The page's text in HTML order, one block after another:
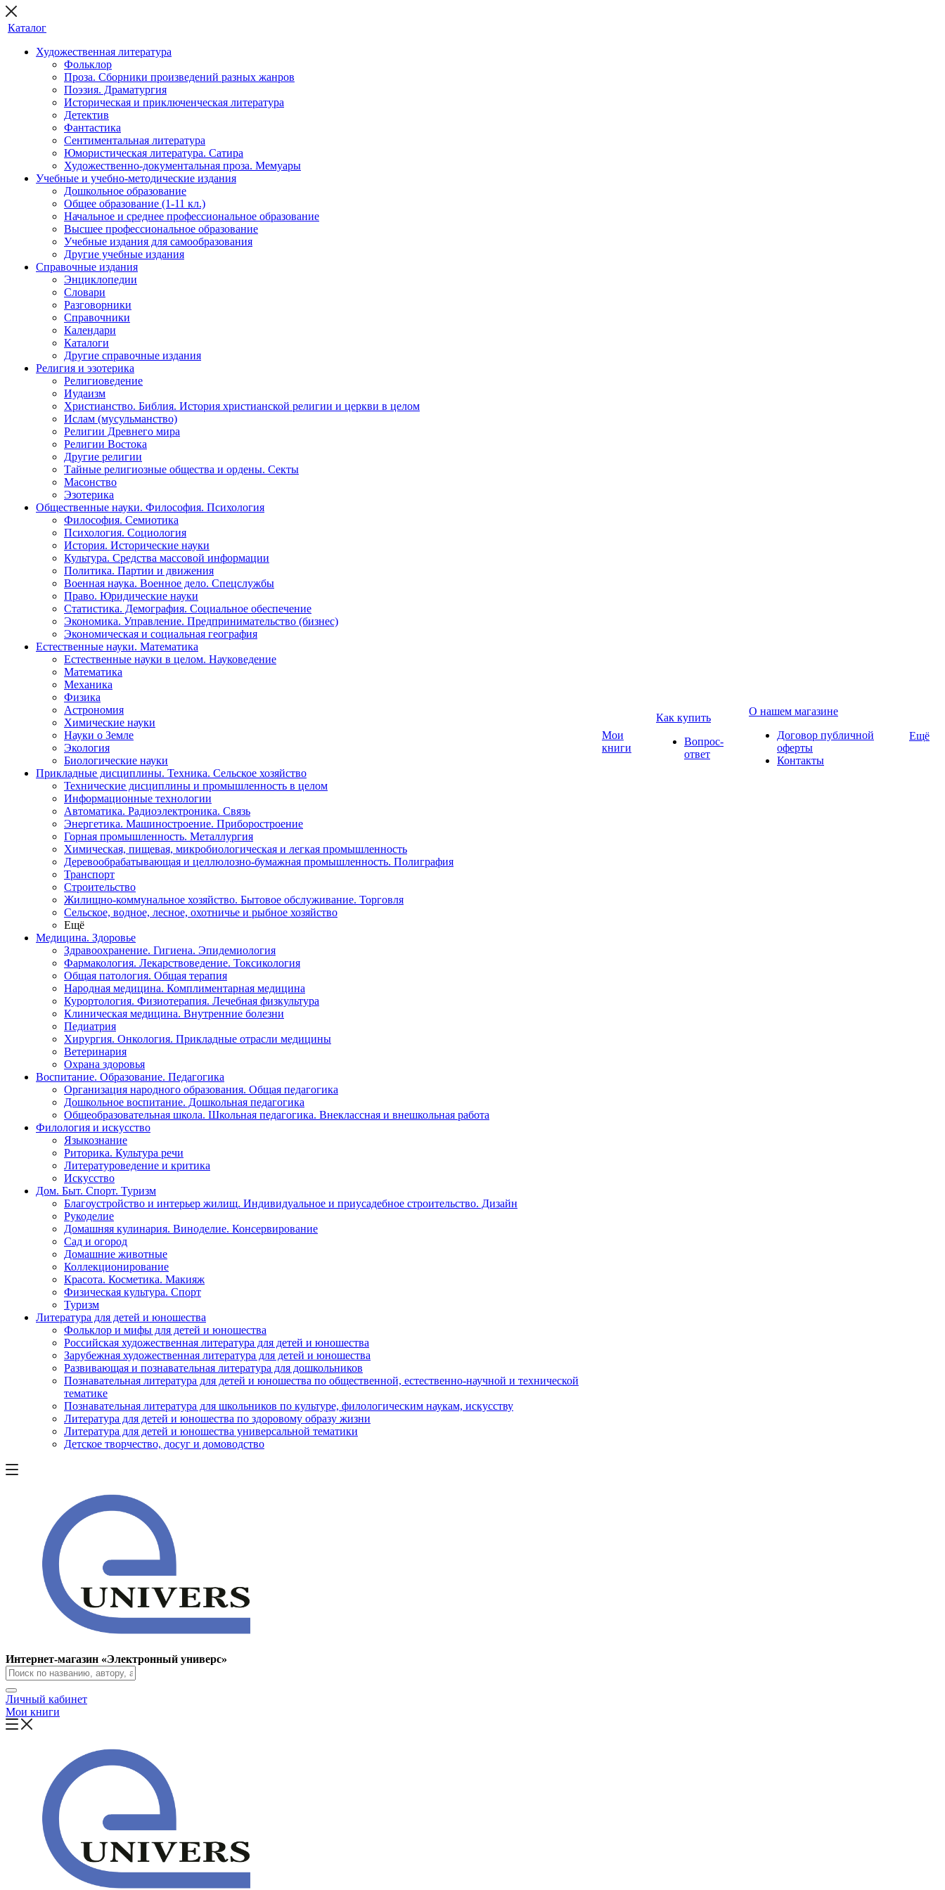
Каталог
Художественная литература
Фольклор
Проза. Сборники произведений разных жанров
Поэзия. Драматургия
Историческая и приключенческая литература
Детектив
Фантастика
Сентиментальная литература
Юмористическая литература. Сатира
Художественно-документальная проза. Мемуары
Учебные и учебно-методические издания
Дошкольное образование
Общее образование (1-11 кл.)
Начальное и среднее профессиональное образование
Высшее профессиональное образование
Учебные издания для самообразования
Другие учебные издания
Справочные издания
Энциклопедии
Словари
Разговорники
Справочники
Календари
Каталоги
Другие справочные издания
Религия и эзотерика
Религиоведение
Иудаизм
Христианство. Библия. История христианской религии и церкви в целом
Ислам (мусульманство)
Религии Древнего мира
Религии Востока
Другие религии
Тайные религиозные общества и ордены. Секты
Масонство
Эзотерика
Общественные науки. Философия. Психология
Философия. Семиотика
Психология. Социология
История. Исторические науки
Культура. Средства массовой информации
Политика. Партии и движения
Военная наука. Военное дело. Спецслужбы
Право. Юридические науки
Статистика. Демография. Социальное обеспечение
Экономика. Управление. Предпринимательство (бизнес)
Экономическая и социальная география
Естественные науки. Математика
Естественные науки в целом. Науковедение
Математика
Механика
Физика
Астрономия
Химические науки
Науки о Земле
Экология
Биологические науки
Прикладные дисциплины. Техника. Сельское хозяйство
Технические дисциплины и промышленность в целом
Информационные технологии
Автоматика. Радиоэлектроника. Связь
Энергетика. Машиностроение. Приборостроение
Горная промышленность. Металлургия
Химическая, пищевая, микробиологическая и легкая промышленность
Деревообрабатывающая и целлюлозно-бумажная промышленность. Полиграфия
Транспорт
Строительство
Жилищно-коммунальное хозяйство. Бытовое обслуживание. Торговля
Сельское, водное, лесное, охотничье и рыбное хозяйство
Ещё
Медицина. Здоровье
Здравоохранение. Гигиена. Эпидемиология
Фармакология. Лекарствоведение. Токсикология
Общая патология. Общая терапия
Народная медицина. Комплиментарная медицина
Курортология. Физиотерапия. Лечебная физкультура
Клиническая медицина. Внутренние болезни
Педиатрия
Хирургия. Онкология. Прикладные отрасли медицины
Ветеринария
Охрана здоровья
Воспитание. Образование. Педагогика
Организация народного образования. Общая педагогика
Дошкольное воспитание. Дошкольная педагогика
Общеобразовательная школа. Школьная педагогика. Внеклассная и внешкольная работа
Филология и искусство
Языкознание
Риторика. Культура речи
Литературоведение и критика
Искусство
Дом. Быт. Спорт. Туризм
Благоустройство и интерьер жилищ. Индивидуальное и приусадебное строительство. Дизайн
Рукоделие
Домашняя кулинария. Виноделие. Консервирование
Сад и огород
Домашние животные
Коллекционирование
Красота. Косметика. Макияж
Физическая культура. Спорт
Туризм
Литература для детей и юношества
Фольклор и мифы для детей и юношества
Российская художественная литература для детей и юношества
Зарубежная художественная литература для детей и юношества
Развивающая и познавательная литература для дошкольников
Познавательная литература для детей и юношества по общественной, естественно-научной и технической
тематике
Познавательная литература для школьников по культуре, филологическим наукам, искусству
Литература для детей и юношества по здоровому образу жизни
Литература для детей и юношества универсальной тематики
Детское творчество, досуг и домоводство
Мои
книги
Как купить
Вопрос-
ответ
О нашем магазине
Договор публичной
оферты
Контакты
Ещё
Интернет-магазин «Электронный универс»
Личный кабинет
Мои книги